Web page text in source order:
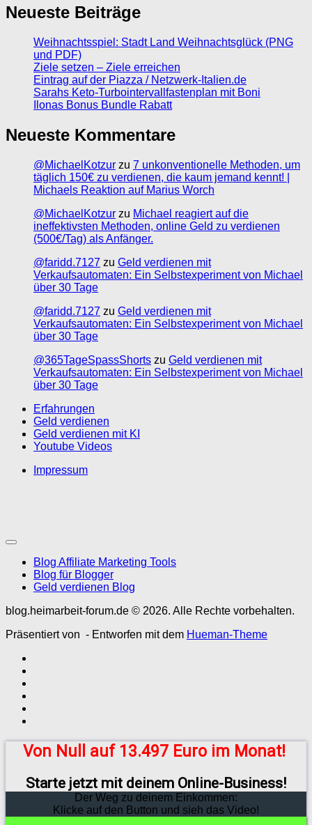
Neueste Beiträge
Weihnachtsspiel: Stadt Land Weihnachtsglück (PNG
und PDF)
Ziele setzen – Ziele erreichen
Eintrag auf der Piazza / Netzwerk-Italien.de
Sarahs Keto-Turbointervallfastenplan mit Boni
Ilonas Bonus Bundle Rabatt
Neueste Kommentare
@MichaelKotzur zu 7 unkonventionelle Methoden, um
täglich 150€ zu verdienen, die kaum jemand kennt! |
Michaels Reaktion auf Marius Worch
@MichaelKotzur zu Michael reagiert auf die
ineffektivsten Methoden, online Geld zu verdienen
(500€/Tag) als Anfänger.
@faridd.7127 zu Geld verdienen mit
Verkaufsautomaten: Ein Selbstexperiment von Michael
über 30 Tage
@faridd.7127 zu Geld verdienen mit
Verkaufsautomaten: Ein Selbstexperiment von Michael
über 30 Tage
@365TageSpassShorts zu Geld verdienen mit
Verkaufsautomaten: Ein Selbstexperiment von Michael
über 30 Tage
Erfahrungen
Geld verdienen
Geld verdienen mit KI
Youtube Videos
Impressum
Blog Affiliate Marketing Tools
Blog für Blogger
Geld verdienen Blog
blog.heimarbeit-forum.de © 2026. Alle Rechte vorbehalten.
Präsentiert von - Entworfen mit dem Hueman-Theme
Von Null auf 13.497 Euro im Monat!
Starte jetzt mit deinem Online-Business!
Der Weg zu deinem Einkommen:
Klicke auf den Button und sieh das Video!